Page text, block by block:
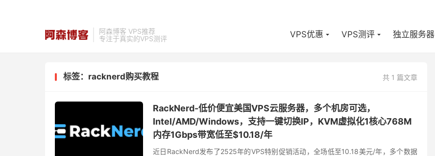
阿森博客 VPS推荐
专注于真实的VPS测评
VPS优惠 VPS测评 独立服务器
共 1 篇文章
标签：racknerd购买教程
RackNerd-低价便宜美国VPS云服务器，多个机房可选，
Intel/AMD/Windows，支持一键切换IP，KVM虚拟化1核心768M
内存1Gbps带宽低至$10.18/年
近日RackNerd发布了2525年的VPS特别促销活动，全场低至10.18美元/年，多个数据